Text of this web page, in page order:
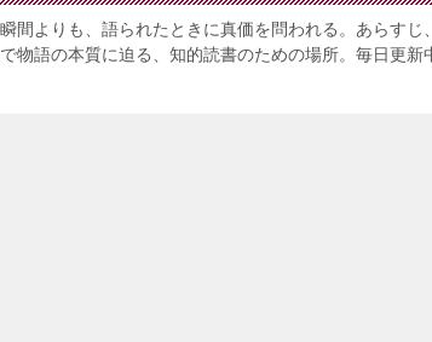
間よりも、語られたときに真価を問われる。あらすじ
物語の本質に迫る、知的読書のための場所。毎日更新